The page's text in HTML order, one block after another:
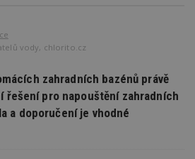
vody, chlorito.cz
zahradních bazénů právě
řešení pro napouštění zahradních
a doporučení je vhodné